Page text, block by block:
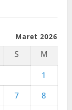
Maret 2026
S
M
1
7
8